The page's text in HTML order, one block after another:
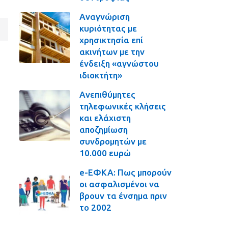
Αναγνώριση
κυριότητας με
χρησικτησία επί
ακινήτων με την
ένδειξη «αγνώστου
ιδιοκτήτη»
Ανεπιθύμητες
τηλεφωνικές κλήσεις
και ελάχιστη
αποζημίωση
συνδρομητών με
10.000 ευρώ
e-ΕΦΚΑ: Πως μπορούν
οι ασφαλισμένοι να
βρουν τα ένσημα πριν
το 2002